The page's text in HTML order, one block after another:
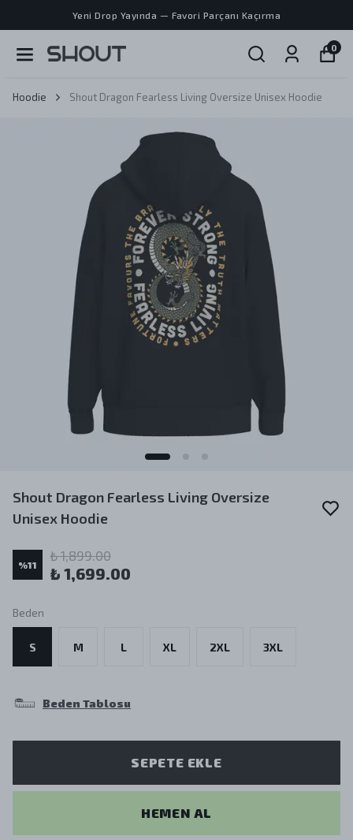
Yeni Drop Yayında — Favori Parçanı Kaçırma
0
Hoodie Shout Dragon Fearless Living Oversize Unisex Hoodie
Shout Dragon Fearless Living Oversize
Unisex Hoodie
%11
₺ 1,899.00
₺ 1,699.00
Beden
S M L XL 2XL 3XL
Beden Tablosu
SEPETE EKLE
HEMEN AL